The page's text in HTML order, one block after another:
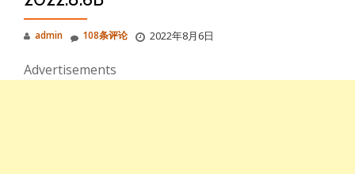
admin 2022年8月6日
108条评论
Advertisements